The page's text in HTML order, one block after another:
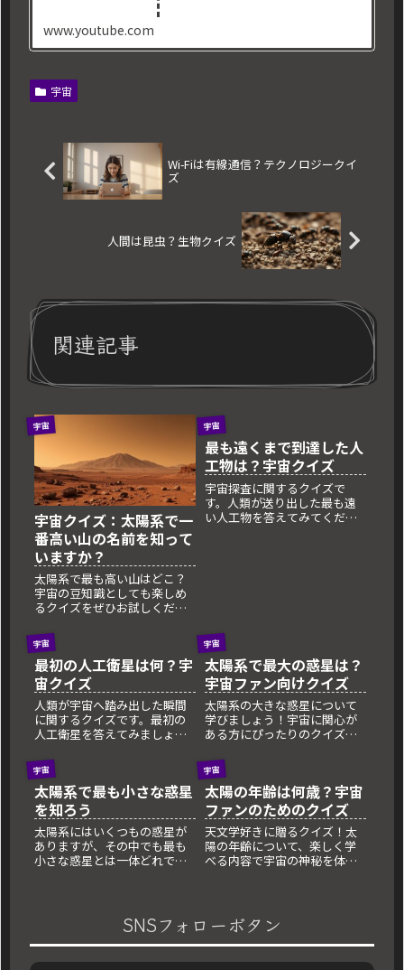
www.youtube.com
宇宙
Wi-Fiは有線通信？テクノロジークイ
ズ
人間は昆虫？生物クイズ
関連記事
宇宙
宇宙クイズ：太陽系で一
番高い山の名前を知って
いますか？
太陽系で最も高い山はどこ？
宇宙の豆知識としても楽しめ
るクイズをぜひお試しくださ
宇宙
最も遠くまで到達した人
工物は？宇宙クイズ
宇宙探査に関するクイズで
す。人類が送り出した最も遠
い人工物を答えてみてくださ
宇宙
最初の人工衛星は何？宇
宙クイズ
人類が宇宙へ踏み出した瞬間
に関するクイズです。最初の
人工衛星を答えてみましょ
宇宙
太陽系で最大の惑星は？
宇宙ファン向けクイズ
太陽系の大きな惑星について
学びましょう！宇宙に関心が
ある方にぴったりのクイズで
宇宙
太陽系で最も小さな惑星
を知ろう
太陽系にはいくつもの惑星が
ありますが、その中でも最も
小さな惑星とは一体どれでし
宇宙
太陽の年齢は何歳？宇宙
ファンのためのクイズ
天文学好きに贈るクイズ！太
陽の年齢について、楽しく学
べる内容で宇宙の神秘を体験
SNSフォローボタン